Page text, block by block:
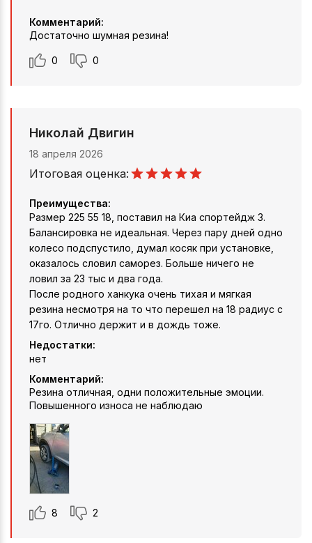
Комментарий:
Достаточно шумная резина!
0 0
Николай Двигин
18 апреля 2026
Итоговая оценка:
Преимущества:
Размер 225 55 18, поставил на Киа спортейдж 3.
Балансировка не идеальная. Через пару дней одно
колесо подспустило, думал косяк при установке,
оказалось словил саморез. Больше ничего не
ловил за 23 тыс и два года.
После родного ханкука очень тихая и мягкая
резина несмотря на то что перешел на 18 радиус с
17го. Отлично держит и в дождь тоже.
Недостатки:
нет
Комментарий:
Резина отличная, одни положительные эмоции.
Повышенного износа не наблюдаю
8 2